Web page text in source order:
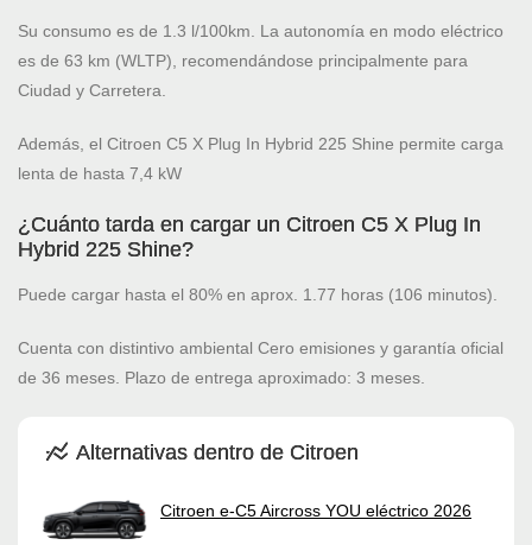
Su consumo es de 1.3 l/100km. La autonomía en modo eléctrico
es de 63 km (WLTP), recomendándose principalmente para
Ciudad y Carretera.
Además, el Citroen C5 X Plug In Hybrid 225 Shine permite carga
lenta de hasta 7,4 kW
¿Cuánto tarda en cargar un Citroen C5 X Plug In
Hybrid 225 Shine?
Puede cargar hasta el 80% en aprox. 1.77 horas (106 minutos).
Cuenta con distintivo ambiental Cero emisiones y garantía oficial
de 36 meses. Plazo de entrega aproximado: 3 meses.
Alternativas dentro de Citroen
Citroen e-C5 Aircross YOU eléctrico 2026